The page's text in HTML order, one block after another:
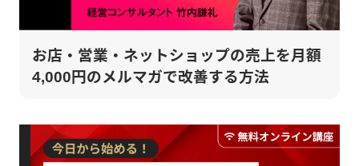
お店・営業・ネットショップの売上を月額
4,000円のメルマガで改善する方法